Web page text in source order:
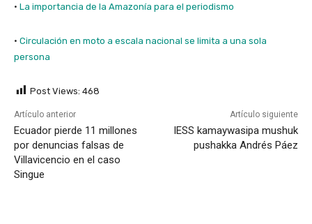
· La importancia de la Amazonía para el periodismo
· Circulación en moto a escala nacional se limita a una sola
persona
Post Views: 468
Artículo anterior
Ecuador pierde 11 millones
por denuncias falsas de
Villavicencio en el caso
Singue
Artículo siguiente
IESS kamaywasipa mushuk
pushakka Andrés Páez